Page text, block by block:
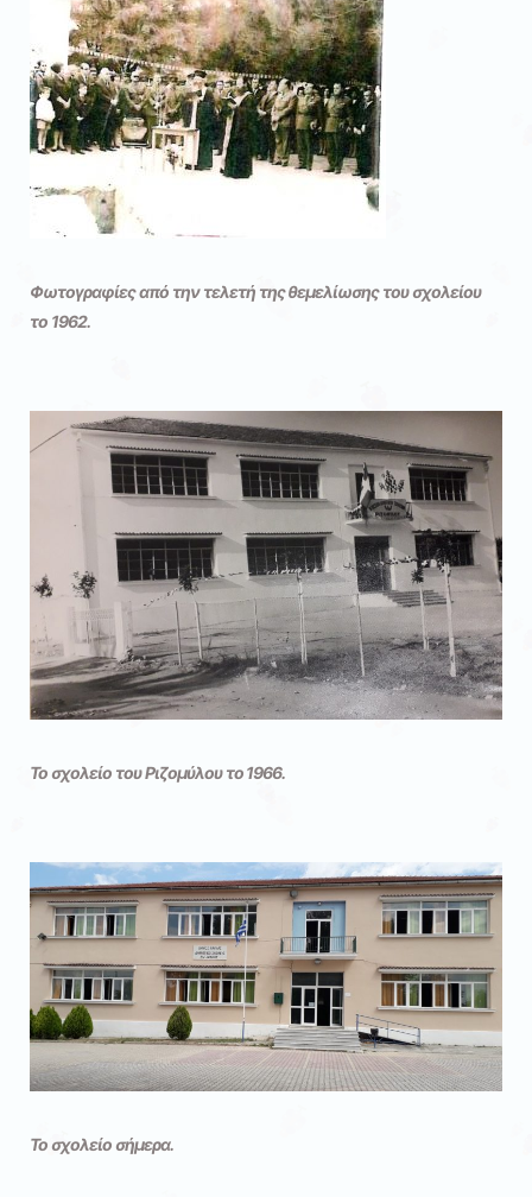
Φωτογραφίες από την τελετή της θεμελίωσης του σχολείου
το 1962.
Το σχολείο του Ριζομύλου το 1966.
Το σχολείο σήμερα.